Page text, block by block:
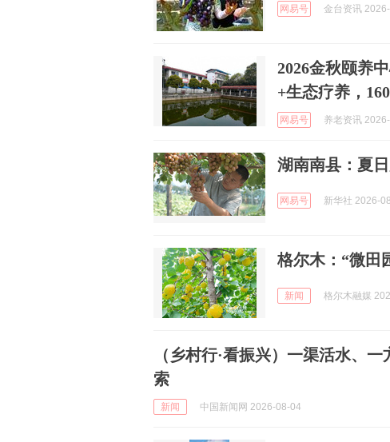
网易号 金台资讯
2026金秋颐养
+生态疗养，
网易号 养老资讯
湖南南县：夏
网易号 新华社 2026-
格尔木：“微田
新闻 格尔木融媒
（乡村行·看振兴）一渠活水、
索
新闻 中国新闻网 2026-08-04